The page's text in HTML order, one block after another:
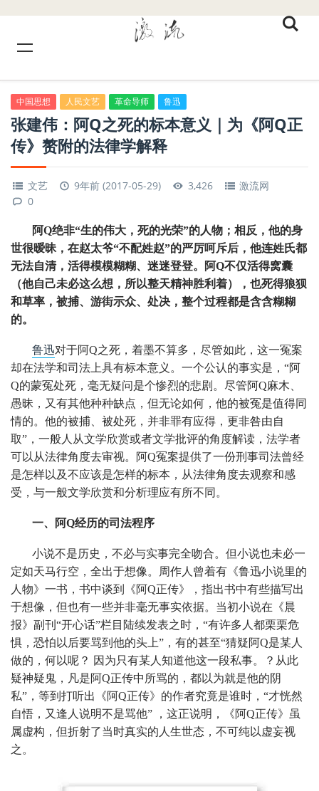
中国思想 人民文艺 革命导师 鲁迅
张建伟：阿Q之死的标本意义｜为《阿Q正
传》赘附的法律学解释
文艺 9年前 (2017-05-29) 3,426
激流网
0
阿Q绝非“生的伟大，死的光荣”的人物；相反，他的身
世很暧昧，在赵太爷“不配姓赵”的严厉呵斥后，他连姓氏都
无法自清，活得模模糊糊、迷迷登登。阿Q不仅活得窝囊
（他自己未必这么想，所以整天精神胜利着），也死得狼狈
和草率，被捕、游街示众、处决，整个过程都是含含糊糊
的。
鲁迅对于阿Q之死，着墨不算多，尽管如此，这一冤案
却在法学和司法上具有标本意义。一个公认的事实是，“阿
Q的蒙冤处死，毫无疑问是个惨烈的悲剧。尽管阿Q麻木、
愚昧，又有其他种种缺点，但无论如何，他的被冤是值得同
情的。他的被捕、被处死，并非罪有应得，更非咎由自
取”，一般人从文学欣赏或者文学批评的角度解读，法学者
可以从法律角度去审视。阿Q冤案提供了一份刑事司法曾经
是怎样以及不应该是怎样的标本，从法律角度去观察和感
受，与一般文学欣赏和分析理应有所不同。
一、阿Q经历的司法程序
小说不是历史，不必与实事完全吻合。但小说也未必一
定如天马行空，全出于想像。周作人曾着有《鲁迅小说里的
人物》一书，书中谈到《阿Q正传》，指出书中有些描写出
于想像，但也有一些并非毫无事实依据。当初小说在《晨
报》副刊“开心话”栏目陆续发表之时，“有许多人都栗栗危
惧，恐怕以后要骂到他的头上”，有的甚至“猜疑阿Q是某人
做的，何以呢？ 因为只有某人知道他这一段私事。？从此
疑神疑鬼，凡是阿Q正传中所骂的，都以为就是他的阴
私”，等到打听出《阿Q正传》的作者究竟是谁时，“才恍然
自悟，又逢人说明不是骂他” ，这正说明，《阿Q正传》虽
属虚构，但折射了当时真实的人生世态，不可纯以虚妄视
之。